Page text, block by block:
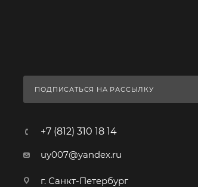
ПОДПИСАТЬСЯ НА РАССЫЛКУ
+7 (812) 310 18 14
uy007@yandex.ru
г. Санкт-Петербург